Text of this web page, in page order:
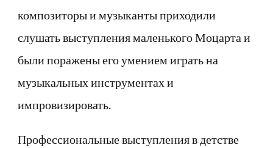
композиторы и музыканты приходили
слушать выступления маленького Моцарта и
были поражены его умением играть на
музыкальных инструментах и
импровизировать.
Профессиональные выступления в детстве